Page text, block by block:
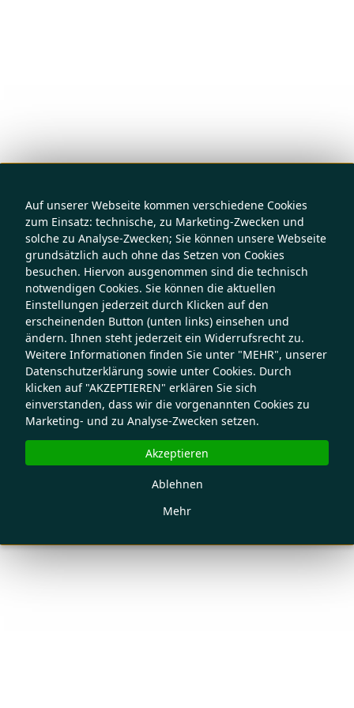
Auf unserer Webseite kommen verschiedene Cookies
zum Einsatz: technische, zu Marketing-Zwecken und
solche zu Analyse-Zwecken; Sie können unsere Webseite
grundsätzlich auch ohne das Setzen von Cookies
besuchen. Hiervon ausgenommen sind die technisch
notwendigen Cookies. Sie können die aktuellen
Einstellungen jederzeit durch Klicken auf den
erscheinenden Button (unten links) einsehen und
ändern. Ihnen steht jederzeit ein Widerrufsrecht zu.
Weitere Informationen finden Sie unter "MEHR", unserer
Datenschutzerklärung sowie unter Cookies. Durch
klicken auf "AKZEPTIEREN" erklären Sie sich
einverstanden, dass wir die vorgenannten Cookies zu
Marketing- und zu Analyse-Zwecken setzen.
Mehr
Ablehnen
Akzeptieren